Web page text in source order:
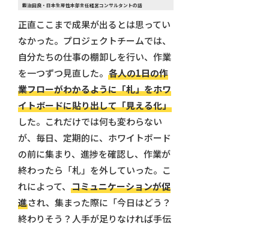
鍜治田良・日本生産性本部主任経営コンサルタントの話
正直ここまで成果が出るとは思ってい
なかった。プロジェクトチームでは、
自分たちの仕事の棚卸しを行い、作業
を一つずつ見直した。 各人の1日の作
業フローがわかるように「札」をホワ
イトボードに貼り出して「見える化」
した。これだけでは何も変わらない
が、毎日、定期的に、ホワイトボード
の前に集まり、進捗を確認し、作業が
終わったら「札」を外していった。こ
れによって、 コミュニケーションが促
進され、集まった際に「今日はどう？
終わりそう？人手が足りなければ手伝